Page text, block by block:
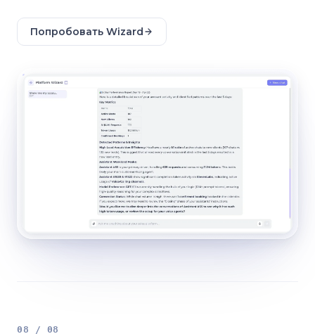
Попробовать Wizard
08 / 08